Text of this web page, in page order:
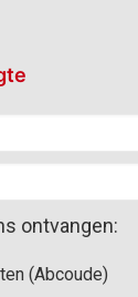
ontvangen:
(Abcoude)